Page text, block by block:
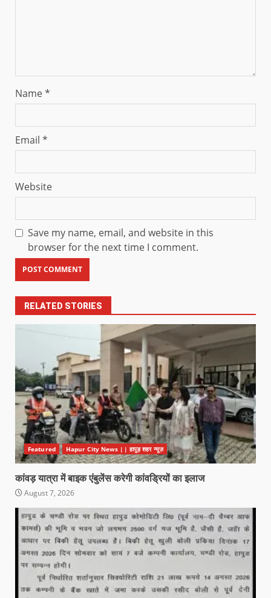
Name*
Email *
Website
Save my name, email, and website in this
browser for the next time I comment.
RELATED STORIES
Featured Hapur City News || हापुड़ शहर न्यूज़
कांवड़ यात्रा में बाइक एंबुलेंस करेगी कांवड्रियों का इलाज
August 7, 2026